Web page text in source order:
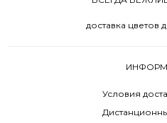
доставка цветов
Условия